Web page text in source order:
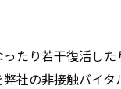
たり若干復活し
社の非接触バイ